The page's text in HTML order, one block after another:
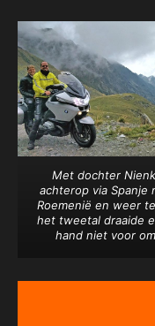
Met dochter
achterop via Spanje
Roemenië en weer
het tweetal draaide
hand niet voor